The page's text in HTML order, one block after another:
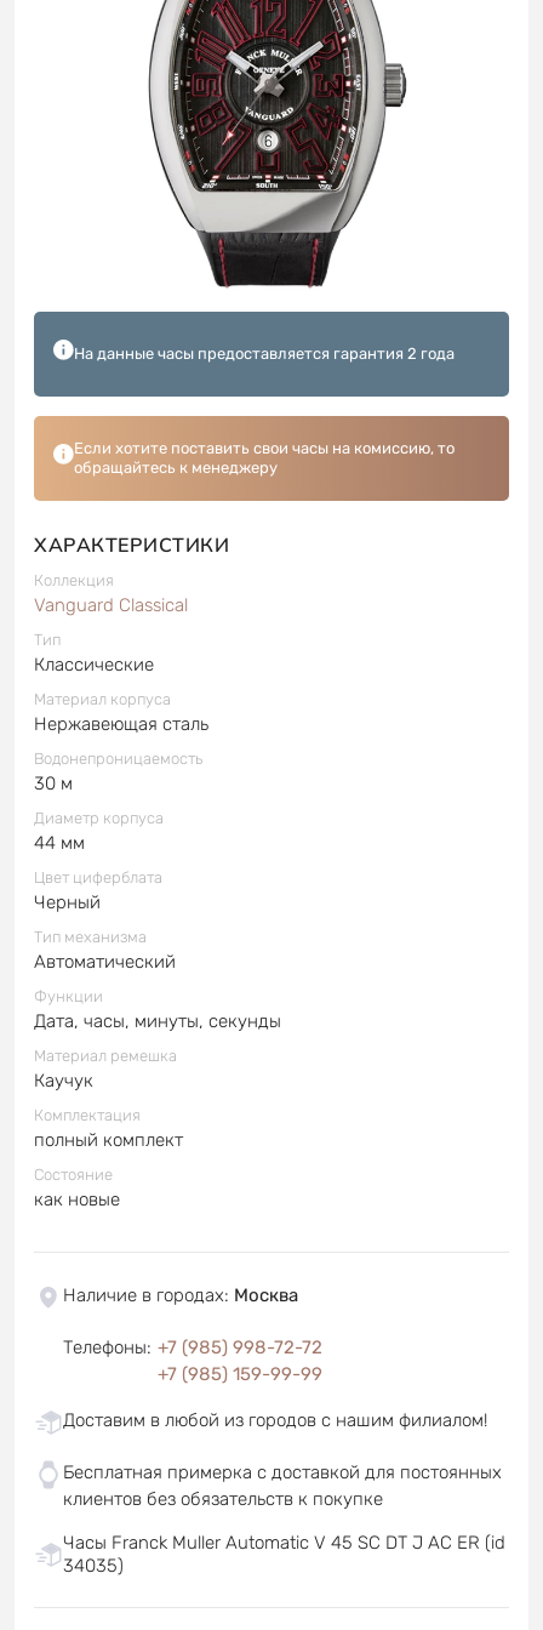
На данные часы предоставляется гарантия 2 года
Если хотите поставить свои часы на комиссию, то
обращайтесь к менеджеру
ХАРАКТЕРИСТИКИ
Коллекция
Vanguard Classical
Тип
Классические
Материал корпуса
Нержавеющая сталь
Водонепроницаемость
30 м
Диаметр корпуса
44 мм
Цвет циферблата
Черный
Тип механизма
Автоматический
Функции
Дата, часы, минуты, секунды
Материал ремешка
Каучук
Комплектация
полный комплект
Состояние
как новые
Наличие в городах: Москва
Телефоны: +7 (985) 998-72-72
+7 (985) 159-99-99
Доставим в любой из городов с нашим филиалом!
Бесплатная примерка с доставкой для постоянных
клиентов без обязательств к покупке
Часы Franck Muller Automatic V 45 SC DT J AC ER (id
34035)